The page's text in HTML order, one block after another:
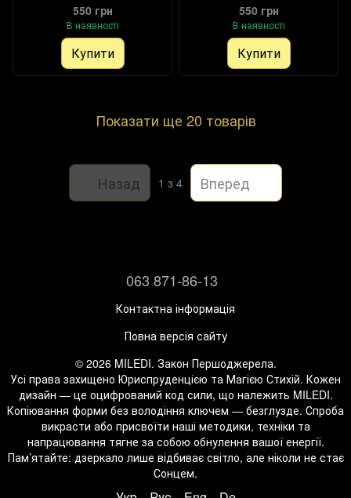
550 грн
В наявності
Купити
550 грн
В наявності
Купити
Показати ще 20 товарів
Назад 1 з 4 Вперед
063 871-86-13
Контактна інформація
Повна версія сайту
© 2026 MILEDI. Закон Першоджерела.
Усі права захищено Юриспруденцією та Магією Стихій. Кожен
дизайн — це оцифрований код сили, що належить MILEDI.
Копіювання форми без володіння ключем — безглузде. Спроба
викрасти або присвоїти наші методики, техніки та
напрацювання тягне за собою обнулення вашої енергії.
Пам’ятайте: дзеркало лише відбиває світло, але ніколи не стає
Сонцем.